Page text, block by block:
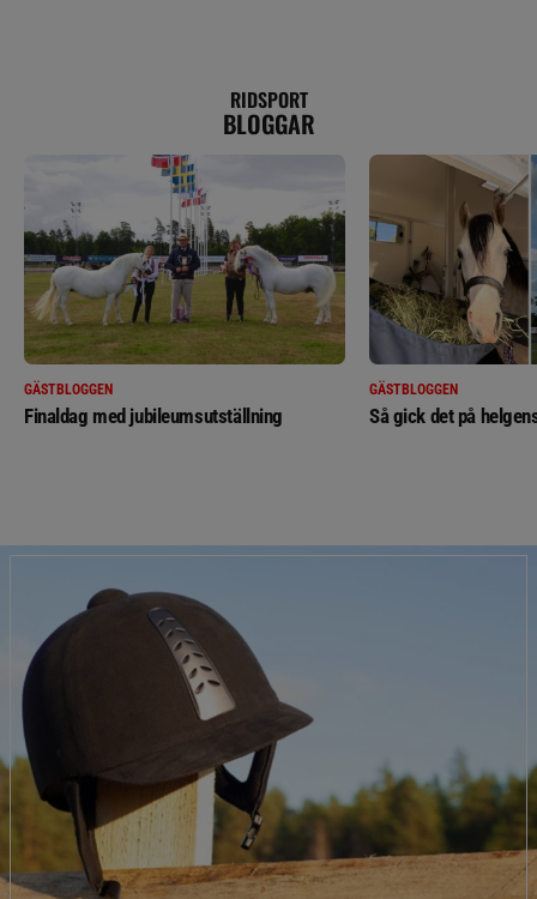
RIDSPORT
BLOGGAR
GÄSTBLOGGEN
Finaldag med jubileumsutställning
GÄSTBLOGGEN
Så gick det på